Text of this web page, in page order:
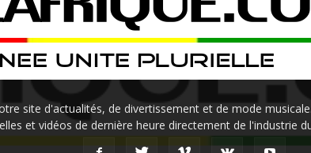
site d'actualités, de divertissement et de mode
et vidéos de dernière heure directement de l'industrie